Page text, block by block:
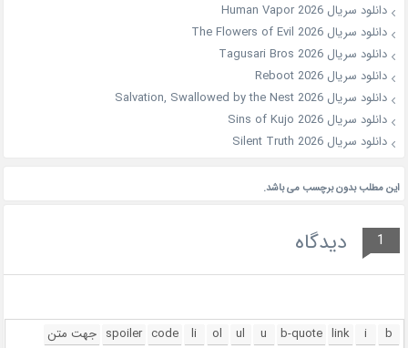
دانلود سریال Human Vapor 2026
دانلود سریال The Flowers of Evil 2026
دانلود سریال Tagusari Bros 2026
دانلود سریال Reboot 2026
دانلود سریال Salvation, Swallowed by the Nest 2026
دانلود سریال Sins of Kujo 2026
دانلود سریال Silent Truth 2026
این مطلب بدون برچسب می باشد.
1 دیدگاه